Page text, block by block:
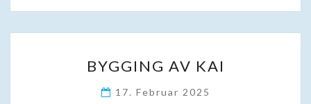
AV
BYGGING AV KAI
17. Februar 2025